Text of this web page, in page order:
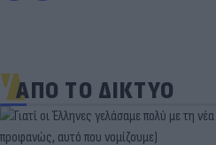
ΑΠΟ ΤΟ ΔΙΚΤΥΟ